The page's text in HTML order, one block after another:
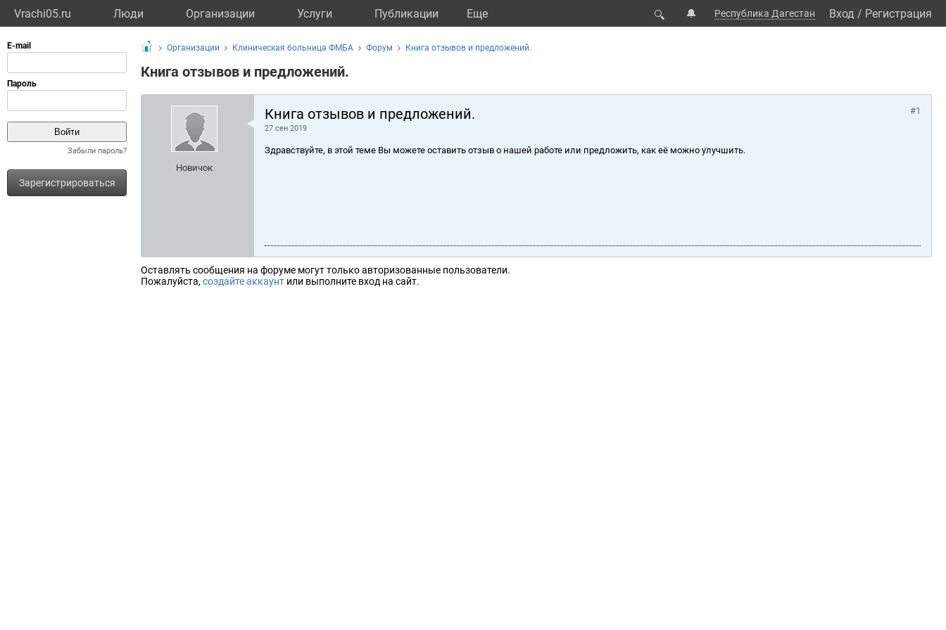
Vrachi05.ru Люди Организации Услуги Публикации Eще 🔍 🔔 Республика Дагестан Вход / Регистрация
Забыли пароль?
Зарегистрироваться
Организации Клиническая больница ФМБА Форум Книга отзывов и предложений.
Книга отзывов и предложений.
Новичок
Книга отзывов и предложений.
27 сен 2019
#1
Здравствуйте, в этой теме Вы можете оставить отзыв о нашей работе или предложить, как её можно улучшить.
Оставлять сообщения на форуме могут только авторизованные пользователи.
Пожалуйста, создайте аккаунт или выполните вход на сайт.